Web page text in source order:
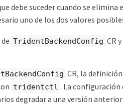
debe suceder cuando se elimina
uno de los dos valores
TridentBackendConfig CR
CR, la
tridentctl . La
degradar a una versión